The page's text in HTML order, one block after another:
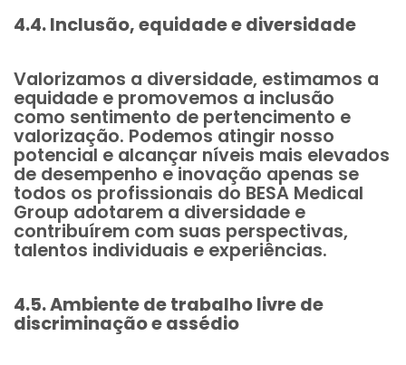
4.4. Inclusão, equidade e diversidade
Valorizamos a diversidade, estimamos a
equidade e promovemos a inclusão
como sentimento de pertencimento e
valorização. Podemos atingir nosso
potencial e alcançar níveis mais elevados
de desempenho e inovação apenas se
todos os profissionais do BESA Medical
Group adotarem a diversidade e
contribuírem com suas perspectivas,
talentos individuais e experiências.
4.5. Ambiente de trabalho livre de
discriminação e assédio